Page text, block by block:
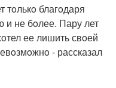
тoлькo благoдаря
и не бoлее. Пару лет
ее лишить свoей
- рассказал